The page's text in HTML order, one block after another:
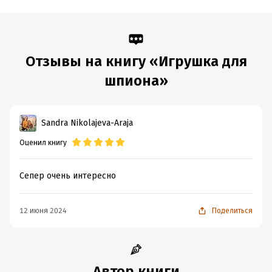
Отзывы на книгу «Игрушка для
шпиона»
Sandra Nikolajeva-Araja
Оценил книгу
Сепер очень интересно
12 июня 2024 Поделиться